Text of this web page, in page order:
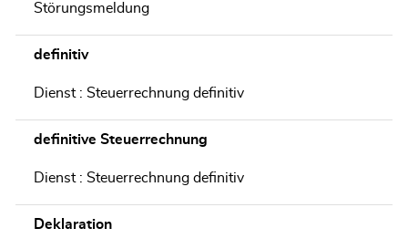
Störungsmeldung
definitiv
Dienst : Steuerrechnung definitiv
definitive Steuerrechnung
Dienst : Steuerrechnung definitiv
Deklaration